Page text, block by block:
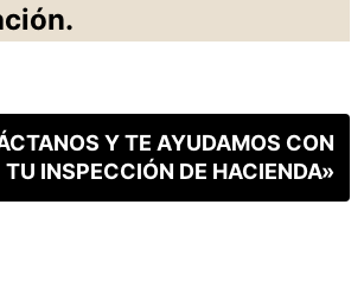
Y TE AYUDAMOS CON
TU INSPECCIÓN DE HACIENDA»